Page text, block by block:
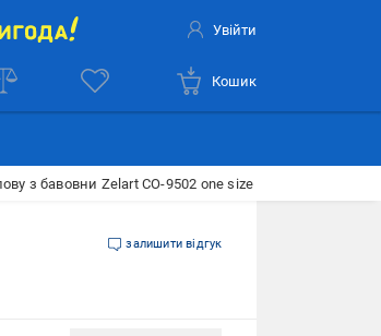
Увійти
Кошик
з бавовни Zelart CO-9502 one size Фіалковий (CO-
залишити відгук